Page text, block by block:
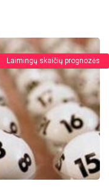
Laimingų skaičių prognozės